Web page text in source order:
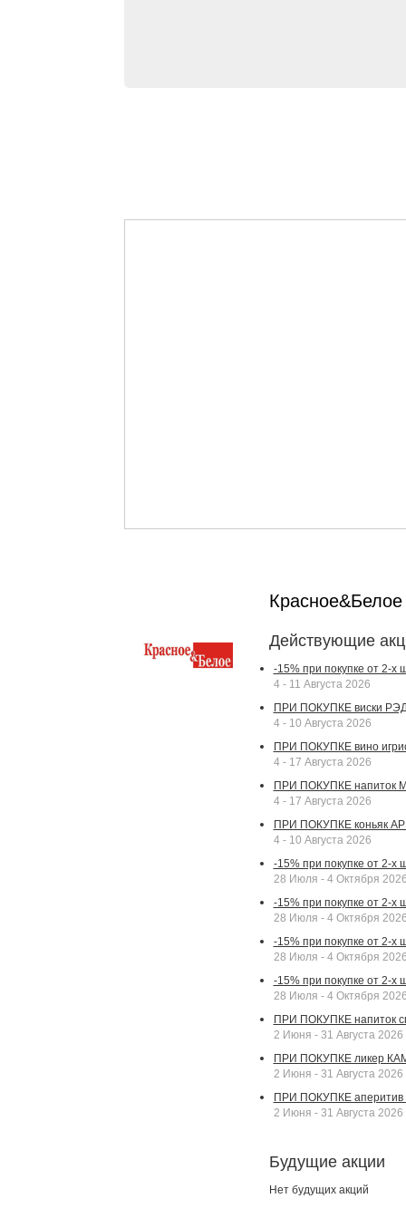
Действующие
-15% при покупке от 2-
4 - 11 Августа 2026
ПРИ ПОКУПКЕ виски
4 - 10 Августа 2026
ПРИ ПОКУПКЕ вино
4 - 17 Августа 2026
ПРИ ПОКУПКЕ напиток
4 - 17 Августа 2026
ПРИ ПОКУПКЕ коньяк
4 - 10 Августа 2026
-15% при покупке от 2-х
28 Июля - 4 Октября
-15% при покупке от 2-х
28 Июля - 4 Октября
-15% при покупке от 2-х
28 Июля - 4 Октября
-15% при покупке от 2-х
28 Июля - 4 Октября
ПРИ ПОКУПКЕ напиток
2 Июня - 31 Августа 2026
ПРИ ПОКУПКЕ ликер
2 Июня - 31 Августа 2026
ПРИ ПОКУПКЕ аперитив
2 Июня - 31 Августа 2026
Будущие акции
Нет будущих акций